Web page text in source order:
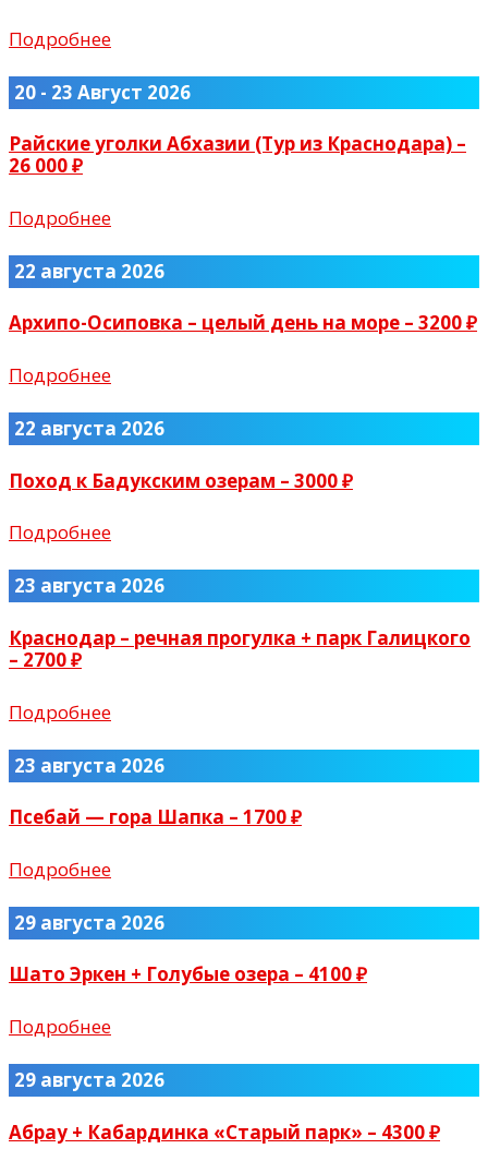
Подробнее
20 - 23 Август 2026
Райские уголки Абхазии (Тур из Краснодара) –
26 000 ₽
Подробнее
22 августа 2026
Архипо-Осиповка – целый день на море – 3200 ₽
Подробнее
22 августа 2026
Поход к Бадукским озерам – 3000 ₽
Подробнее
23 августа 2026
Краснодар – речная прогулка + парк Галицкого
– 2700 ₽
Подробнее
23 августа 2026
Псебай — гора Шапка – 1700 ₽
Подробнее
29 августа 2026
Шато Эркен + Голубые озера – 4100 ₽
Подробнее
29 августа 2026
Абрау + Кабардинка «Старый парк» – 4300 ₽